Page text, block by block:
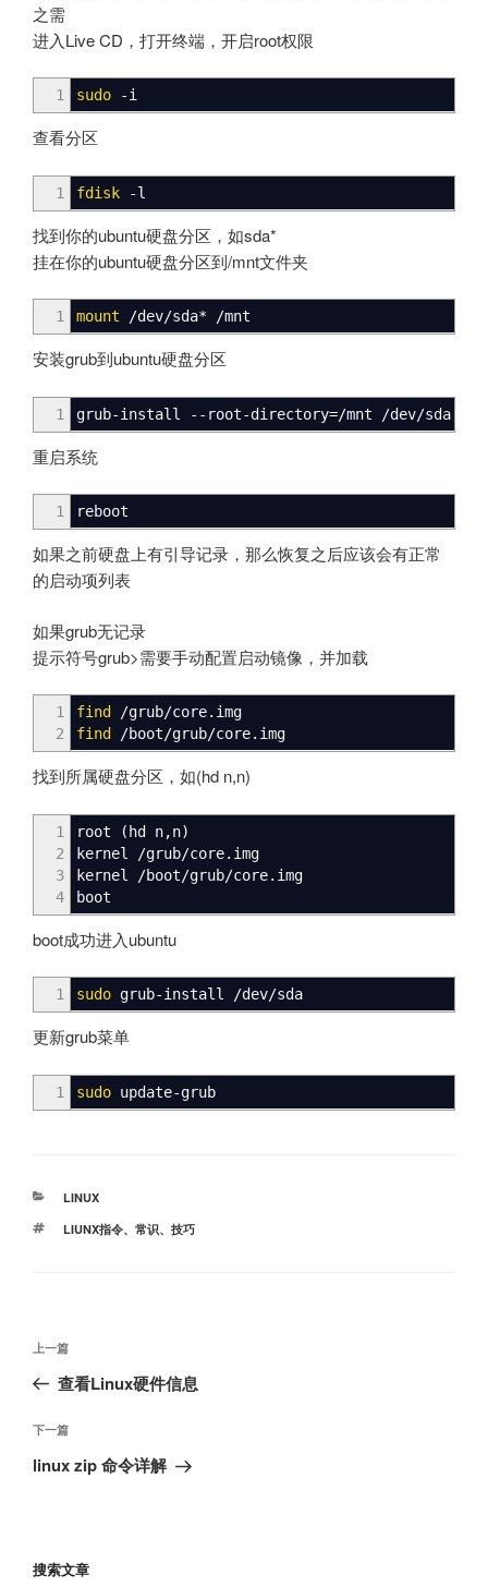
之需
进入Live CD，打开终端，开启root权限
1 sudo -i
查看分区
1 fdisk -l
找到你的ubuntu硬盘分区，如sda*
挂在你的ubuntu硬盘分区到/mnt文件夹
1 mount /dev/sda* /mnt
安装grub到ubuntu硬盘分区
1 grub-install --root-directory=/mnt /dev/sda
重启系统
1 reboot
如果之前硬盘上有引导记录，那么恢复之后应该会有正常
的启动项列表
如果grub无记录
提示符号grub>需要手动配置启动镜像，并加载
1
2
find /grub/core.img
find
/boot/grub/core.img
找到所属硬盘分区，如(hd n,n)
1
2
3
4
root ( hd n,n)
kernel
/grub/core.img
kernel
/boot/grub/core.img
boot
boot成功进入ubuntu
1 sudo grub-install /dev/sda
更新grub菜单
1 sudo update-grub
分
LINUX
标
LIUNX指令、 常识、 技巧
文
导
航
上
一
文
章
上一篇
查看Linux硬件信息
下
一
下一篇
linux zip 命令详解
搜索文章